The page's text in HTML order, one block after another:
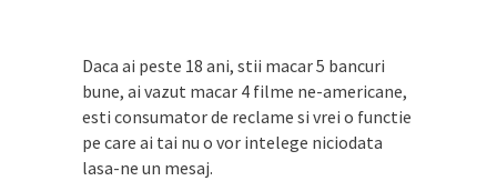
Daca ai peste 18 ani, stii macar 5 bancuri
bune, ai vazut macar 4 filme ne-americane,
esti consumator de reclame si vrei o functie
pe care ai tai nu o vor intelege niciodata
lasa-ne un mesaj.